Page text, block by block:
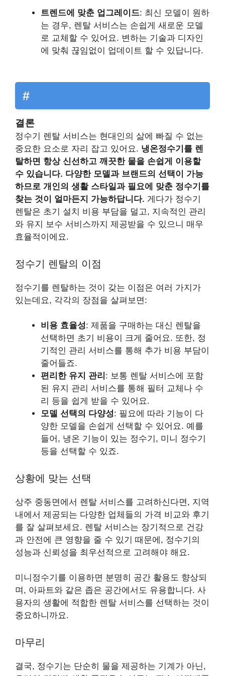
트렌드에 맞춘 업그레이드: 최신 모델이 원하
는 경우, 렌탈 서비스는 손쉽게 새로운 모델
로 교체할 수 있어요. 변하는 기술과 디자인
에 맞춰 끊임없이 업데이트 할 수 있답니다.
#
결론
정수기 렌탈 서비스는 현대인의 삶에 빠질 수 없는
중요한 요소로 자리 잡고 있어요. 냉온정수기를 렌
탈하면 항상 신선하고 깨끗한 물을 손쉽게 이용할
수 있습니다. 다양한 모델과 브랜드의 선택이 가능
하므로 개인의 생활 스타일과 필요에 맞춘 정수기를
찾는 것이 얼마든지 가능하답니다. 게다가 정수기
렌탈은 초기 설치 비용 부담을 덜고, 지속적인 관리
와 유지 보수 서비스까지 제공받을 수 있으니 매우
효율적이에요.
정수기 렌탈의 이점
정수기를 렌탈하는 것이 갖는 이점은 여러 가지가
있는데요, 각각의 장점을 살펴보면:
비용 효율성: 제품을 구매하는 대신 렌탈을
선택하면 초기 비용이 크게 줄어요. 또한, 정
기적인 관리 서비스를 통해 추가 비용 부담이
줄어들죠.
편리한 유지 관리 : 보통 렌탈 서비스에 포함
된 유지 관리 서비스를 통해 필터 교체나 수
리 등을 쉽게 받을 수 있어요.
모델 선택의 다양성: 필요에 따라 기능이 다
양한 모델을 손쉽게 선택할 수 있어요. 예를
들어, 냉온 기능이 있는 정수기, 미니 정수기
등을 선택할 수 있죠.
상황에 맞는 선택
상주 중동면에서 렌탈 서비스를 고려하신다면, 지역
내에서 제공되는 다양한 업체들의 가격 비교와 후기
를 잘 살펴보세요. 렌탈 서비스는 장기적으로 건강
과 안전에 큰 영향을 줄 수 있기 때문에, 정수기의
성능과 신뢰성을 최우선적으로 고려해야 해요.
미니정수기를 이용하면 분명히 공간 활용도 향상되
며, 아파트와 같은 좁은 공간에서도 유용합니다. 사
용자의 생활에 적합한 렌탈 서비스를 선택하는 것이
중요하니까요.
마무리
결국, 정수기는 단순히 물을 제공하는 기계가 아닌,